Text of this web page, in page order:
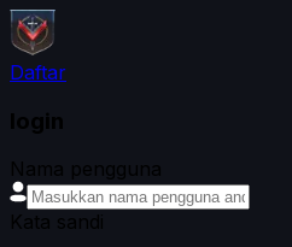
Daftar
login
Nama pengguna
Kata sandi